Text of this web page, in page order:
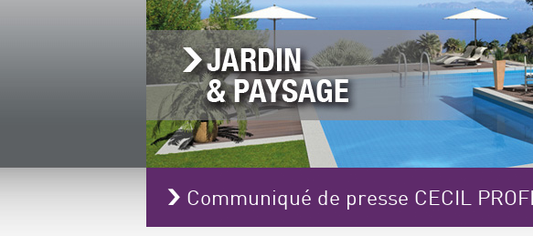
Communiqué de presse CECIL